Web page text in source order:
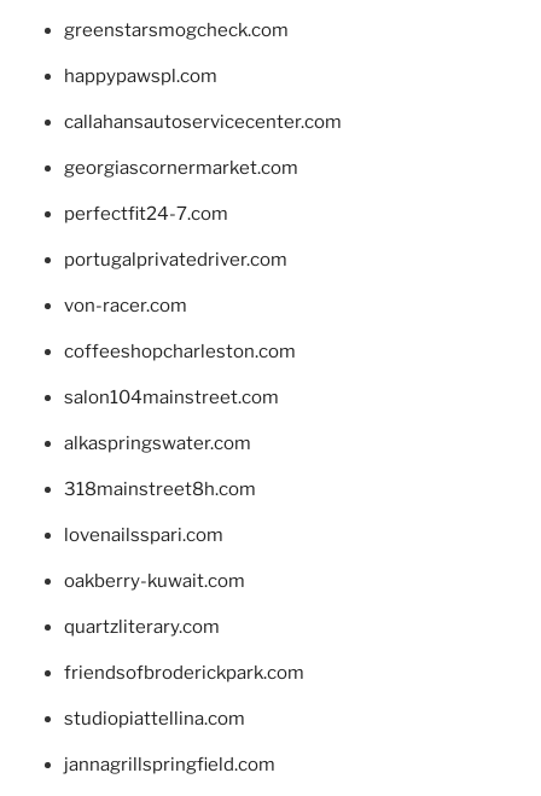
greenstarsmogcheck.com
happypawspl.com
callahansautoservicecenter.com
georgiascornermarket.com
perfectfit24-7.com
portugalprivatedriver.com
von-racer.com
coffeeshopcharleston.com
salon104mainstreet.com
alkaspringswater.com
318mainstreet8h.com
lovenailsspari.com
oakberry-kuwait.com
quartzliterary.com
friendsofbroderickpark.com
studiopiattellina.com
jannagrillspringfield.com